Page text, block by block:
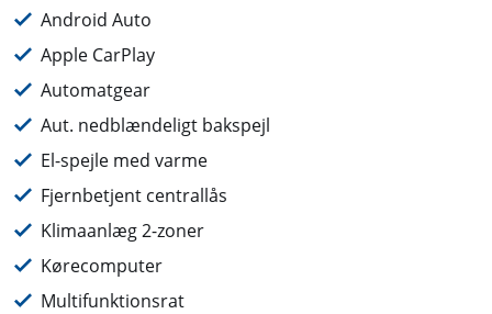
Android Auto
Apple CarPlay
Automatgear
Aut. nedblændeligt bakspejl
El-spejle med varme
Fjernbetjent centrallås
Klimaanlæg 2-zoner
Kørecomputer
Multifunktionsrat